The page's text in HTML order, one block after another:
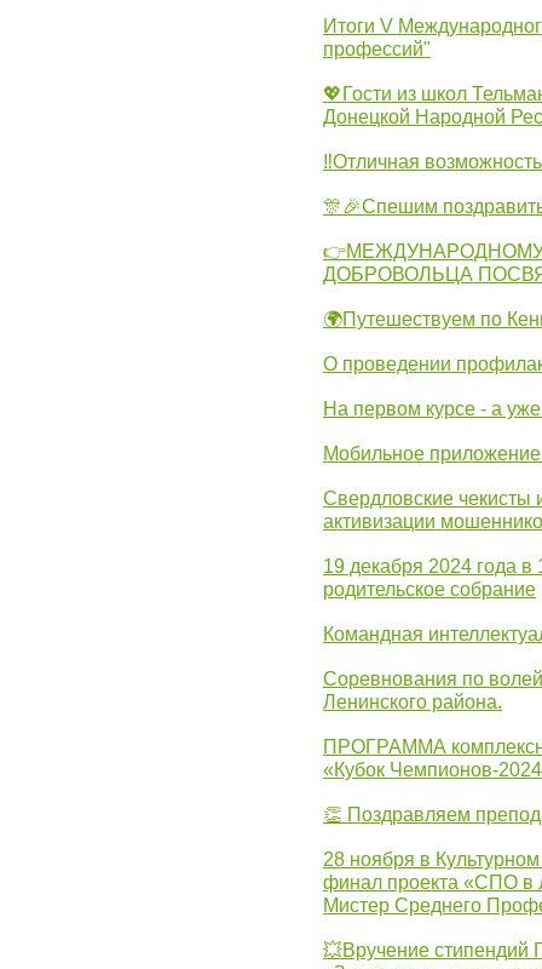
Итоги V
профессий"
💖Гости из школ
Донецкой Народной
‼Отличная
🎊🎉Спешим
ДОБРОВОЛЬЦА
🌍Путешествуем по
О проведении
На первом курсе - а
Мобильное
Свердловские
активизации
19 декабря 2024 года
родительское собрание
Командная
Соревнования по
Ленинского района.
ПРОГРАММА
«Кубок Чемпионов-
👏 Поздравляем
28 ноября в
финал проекта «СПО в
Мистер Среднего
💥Вручение стипендий